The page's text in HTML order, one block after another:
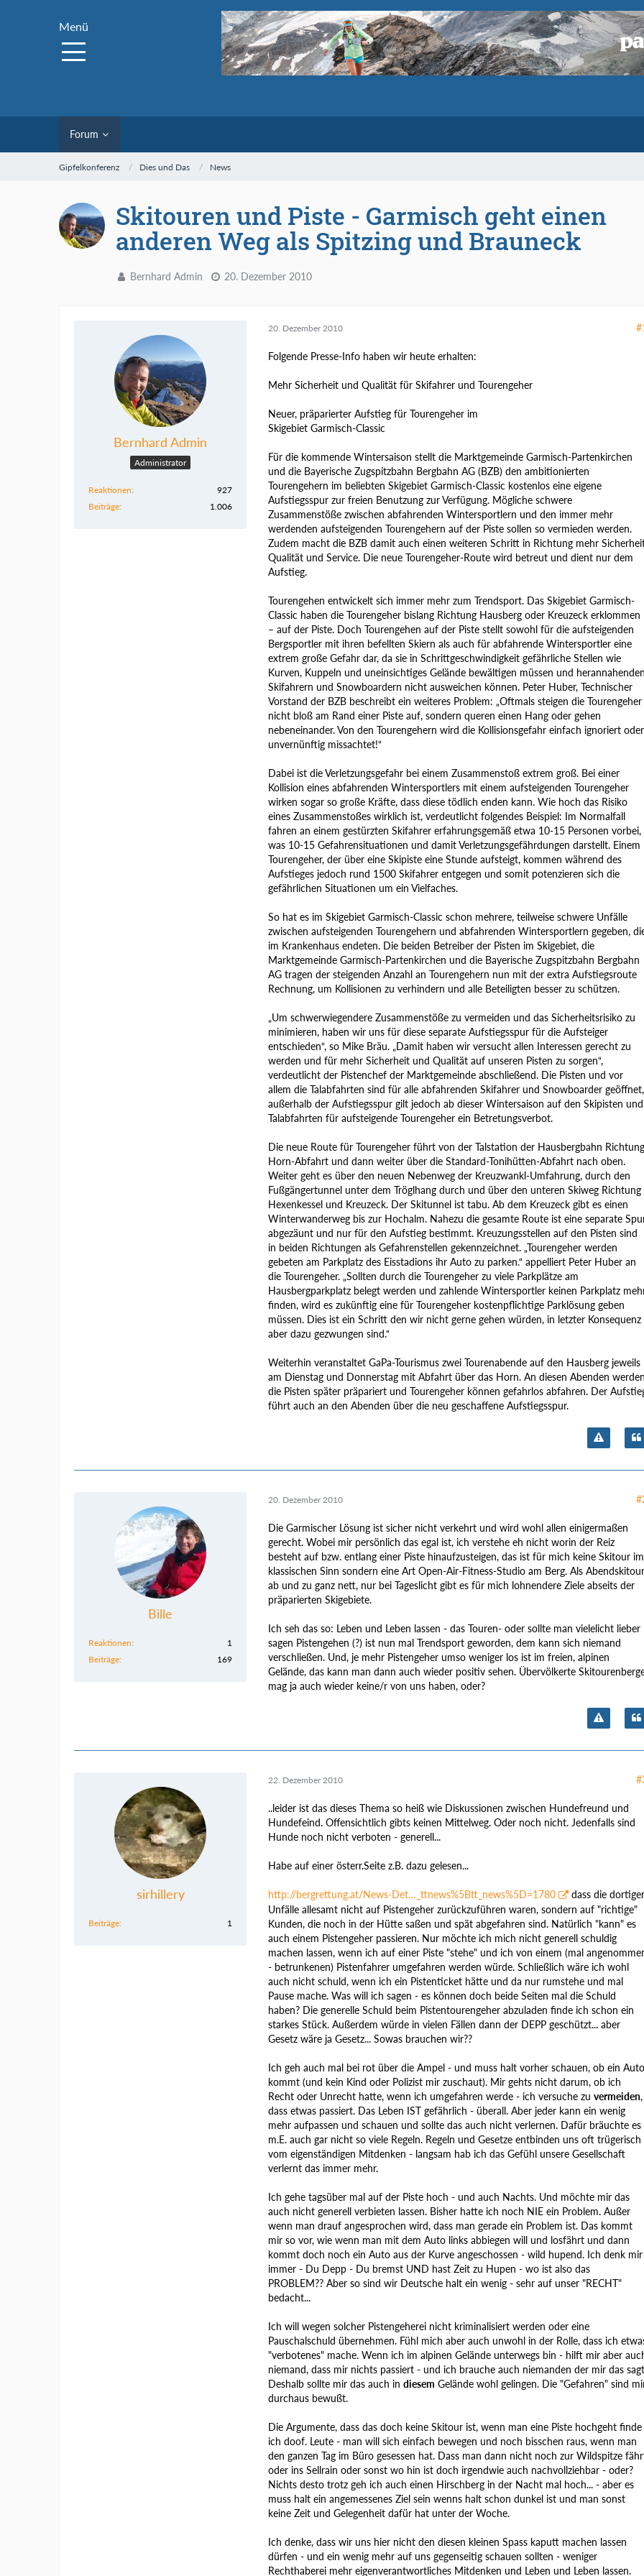
Menü
Forum
Gipfelkonferenz Dies und Das News
Skitouren und Piste - Garmisch geht einen
anderen Weg als Spitzing und Brauneck
Bernhard Admin 20. Dezember 2010
Bernhard Admin
Administrator
Reaktionen
927
Beiträge
1.006
20. Dezember 2010
Folgende Presse-Info haben wir heute erhalten:
Mehr Sicherheit und Qualität für Skifahrer und Tourengeher
Neuer, präparierter Aufstieg für Tourengeher im
Skigebiet Garmisch-Classic
Für die kommende Wintersaison stellt die Marktgemeinde Garmisch-Partenkirchen
und die Bayerische Zugspitzbahn Bergbahn AG (BZB) den ambitionierten
Tourengehern im beliebten Skigebiet Garmisch-Classic kostenlos eine eigene
Aufstiegsspur zur freien Benutzung zur Verfügung. Mögliche schwere
Zusammenstöße zwischen abfahrenden Wintersportlern und den immer mehr
werdenden aufsteigenden Tourengehern auf der Piste sollen so vermieden werden.
Zudem macht die BZB damit auch einen weiteren Schritt in Richtung mehr
Qualität und Service. Die neue Tourengeher-Route wird betreut und dient nur dem
Aufstieg.
Tourengehen entwickelt sich immer mehr zum Trendsport. Das Skigebiet Garmisch-
Classic haben die Tourengeher bislang Richtung Hausberg oder Kreuzeck erklommen
– auf der Piste. Doch Tourengehen auf der Piste stellt sowohl für die aufsteigenden
Bergsportler mit ihren befellten Skiern als auch für abfahrende Wintersportler eine
extrem große Gefahr dar, da sie in Schrittgeschwindigkeit gefährliche Stellen wie
Kurven, Kuppeln und uneinsichtiges Gelände bewältigen müssen und
Skifahrern und Snowboardern nicht ausweichen können. Peter Huber, Technischer
Vorstand der BZB beschreibt ein weiteres Problem: „Oftmals steigen die Tourengeher
nicht bloß am Rand einer Piste auf, sondern queren einen Hang oder gehen
nebeneinander. Von den Tourengehern wird die Kollisionsgefahr einfach ignoriert oder
unvernünftig missachtet!“
Dabei ist die Verletzungsgefahr bei einem Zusammenstoß extrem groß. Bei einer
Kollision eines abfahrenden Wintersportlers mit einem aufsteigenden Tourengeher
wirken sogar so große Kräfte, dass diese tödlich enden kann. Wie hoch das Risiko
eines Zusammenstoßes wirklich ist, verdeutlicht folgendes Beispiel: Im Normalfall
fahren an einem gestürzten Skifahrer erfahrungsgemäß etwa 10-15 Personen vorbei,
was 10-15 Gefahrensituationen und damit Verletzungsgefährdungen darstellt. Einem
Tourengeher, der über eine Skipiste eine Stunde aufsteigt, kommen während des
Aufstieges jedoch rund 1500 Skifahrer entgegen und somit potenzieren sich die
gefährlichen Situationen um ein Vielfaches.
So hat es im Skigebiet Garmisch-Classic schon mehrere, teilweise schwere Unfälle
zwischen aufsteigenden Tourengehern und abfahrenden Wintersportlern gegeben,
im Krankenhaus endeten. Die beiden Betreiber der Pisten im Skigebiet, die
Marktgemeinde Garmisch-Partenkirchen und die Bayerische Zugspitzbahn Bergbahn
AG tragen der steigenden Anzahl an Tourengehern nun mit der extra Aufstiegsroute
Rechnung, um Kollisionen zu verhindern und alle Beteiligten besser zu schützen.
„Um schwerwiegendere Zusammenstöße zu vermeiden und das Sicherheitsrisiko zu
minimieren, haben wir uns für diese separate Aufstiegsspur für die Aufsteiger
entschieden“, so Mike Bräu. „Damit haben wir versucht allen Interessen gerecht zu
werden und für mehr Sicherheit und Qualität auf unseren Pisten zu sorgen“,
verdeutlicht der Pistenchef der Marktgemeinde abschließend. Die Pisten und vor
allem die Talabfahrten sind für alle abfahrenden Skifahrer und Snowboarder geöffnet,
außerhalb der Aufstiegsspur gilt jedoch ab dieser Wintersaison auf den Skipisten und
Talabfahrten für aufsteigende Tourengeher ein Betretungsverbot.
Die neue Route für Tourengeher führt von der Talstation der Hausbergbahn Richtung
Horn-Abfahrt und dann weiter über die Standard-Tonihütten-Abfahrt nach oben.
Weiter geht es über den neuen Nebenweg der Kreuzwankl-Umfahrung, durch den
Fußgängertunnel unter dem Tröglhang durch und über den unteren Skiweg Richtung
Hexenkessel und Kreuzeck. Der Skitunnel ist tabu. Ab dem Kreuzeck gibt es einen
Winterwanderweg bis zur Hochalm. Nahezu die gesamte Route ist eine separate
abgezäunt und nur für den Aufstieg bestimmt. Kreuzungsstellen auf den Pisten sind
in beiden Richtungen als Gefahrenstellen gekennzeichnet. „Tourengeher werden
gebeten am Parkplatz des Eisstadions ihr Auto zu parken.“ appelliert Peter Huber an
die Tourengeher. „Sollten durch die Tourengeher zu viele Parkplätze am
Hausbergparkplatz belegt werden und zahlende Wintersportler keinen Parkplatz
finden, wird es zukünftig eine für Tourengeher kostenpflichtige Parklösung geben
müssen. Dies ist ein Schritt den wir nicht gerne gehen würden, in letzter Konsequenz
aber dazu gezwungen sind.“
Weiterhin veranstaltet GaPa-Tourismus zwei Tourenabende auf den Hausberg jeweils
am Dienstag und Donnerstag mit Abfahrt über das Horn. An diesen Abenden
die Pisten später präpariert und Tourengeher können gefahrlos abfahren. Der
führt auch an den Abenden über die neu geschaffene Aufstiegsspur.
Bille
Reaktionen
1
Beiträge
169
20. Dezember 2010
Die Garmischer Lösung ist sicher nicht verkehrt und wird wohl allen einigermaßen
gerecht. Wobei mir persönlich das egal ist, ich verstehe eh nicht worin der Reiz
besteht auf bzw. entlang einer Piste hinaufzusteigen, das ist für mich keine Skitour im
klassischen Sinn sondern eine Art Open-Air-Fitness-Studio am Berg. Als Abendskitour
ab und zu ganz nett, nur bei Tageslicht gibt es für mich lohnendere Ziele abseits der
präparierten Skigebiete.
Ich seh das so: Leben und Leben lassen - das Touren- oder sollte man vielelicht lieber
sagen Pistengehen (?) ist nun mal Trendsport geworden, dem kann sich niemand
verschließen. Und, je mehr Pistengeher umso weniger los ist im freien, alpinen
Gelände, das kann man dann auch wieder positiv sehen. Übervölkerte
mag ja auch wieder keine/r von uns haben, oder?
sirhillery
Beiträge 1
22. Dezember 2010
..leider ist das dieses Thema so heiß wie Diskussionen zwischen Hundefreund und
Hundefeind. Offensichtlich gibts keinen Mittelweg. Oder noch nicht. Jedenfalls sind
Hunde noch nicht verboten - generell...
Habe auf einer österr.Seite z.B. dazu gelesen...
http://bergrettung.at/News-Det…_ttnews%5Btt_news%5D=1780
dass die
Unfälle allesamt nicht auf Pistengeher zurückzuführen waren, sondern auf "richtige"
Kunden, die noch in der Hütte saßen und spät abgefahren sind. Natürlich "kann" es
auch einem Pistengeher passieren. Nur möchte ich mich nicht generell schuldig
machen lassen, wenn ich auf einer Piste "stehe" und ich von einem (mal
- betrunkenen) Pistenfahrer umgefahren werden würde. Schließlich wäre ich wohl
auch nicht schuld, wenn ich ein Pistenticket hätte und da nur rumstehe und mal
Pause mache. Was will ich sagen - es können doch beide Seiten mal die Schuld
haben? Die generelle Schuld beim Pistentourengeher abzuladen finde ich schon ein
starkes Stück. Außerdem würde in vielen Fällen dann der DEPP geschützt... aber
Gesetz wäre ja Gesetz... Sowas brauchen wir??
Ich geh auch mal bei rot über die Ampel - und muss halt vorher schauen, ob ein Auto
kommt (und kein Kind oder Polizist mir zuschaut). Mir gehts nicht darum, ob ich
Recht oder Unrecht hatte, wenn ich umgefahren werde - ich versuche zu vermeiden,
dass etwas passiert. Das Leben IST gefährlich - überall. Aber jeder kann ein wenig
mehr aufpassen und schauen und sollte das auch nicht verlernen. Dafür bräuchte es
m.E. auch gar nicht so viele Regeln. Regeln und Gesetze entbinden uns oft trügerisch
vom eigenständigen Mitdenken - langsam hab ich das Gefühl unsere Gesellschaft
verlernt das immer mehr.
Ich gehe tagsüber mal auf der Piste hoch - und auch Nachts. Und möchte mir das
auch nicht generell verbieten lassen. Bisher hatte ich noch NIE ein Problem. Außer
wenn man drauf angesprochen wird, dass man gerade ein Problem ist. Das kommt
mir so vor, wie wenn man mit dem Auto links abbiegen will und losfährt und dann
kommt doch noch ein Auto aus der Kurve angeschossen - wild hupend. Ich denk mir
immer - Du Depp - Du bremst UND hast Zeit zu Hupen - wo ist also das
PROBLEM?? Aber so sind wir Deutsche halt ein wenig - sehr auf unser "RECHT"
bedacht...
Ich will wegen solcher Pistengeherei nicht kriminalisiert werden oder eine
Pauschalschuld übernehmen. Fühl mich aber auch unwohl in der Rolle, dass ich
"verbotenes" mache. Wenn ich im alpinen Gelände unterwegs bin - hilft mir aber
niemand, dass mir nichts passiert - und ich brauche auch niemanden der mir das
Deshalb sollte mir das auch in diesem Gelände wohl gelingen. Die "Gefahren" sind
durchaus bewußt.
Die Argumente, dass das doch keine Skitour ist, wenn man eine Piste hochgeht finde
ich doof. Leute - man will sich einfach bewegen und noch bisschen raus, wenn man
den ganzen Tag im Büro gesessen hat. Dass man dann nicht noch zur Wildspitze
oder ins Sellrain oder sonst wo hin ist doch irgendwie auch nachvollziehbar - oder?
Nichts desto trotz geh ich auch einen Hirschberg in der Nacht mal hoch... - aber es
muss halt ein angemessenes Ziel sein wenns halt schon dunkel ist und man sonst
keine Zeit und Gelegenheit dafür hat unter der Woche.
Ich denke, dass wir uns hier nicht den diesen kleinen Spass kaputt machen lassen
dürfen - und ein wenig mehr auf uns gegenseitig schauen sollten - weniger
Rechthaberei mehr eigenverantwortliches Mitdenken und Leben und Leben lassen.